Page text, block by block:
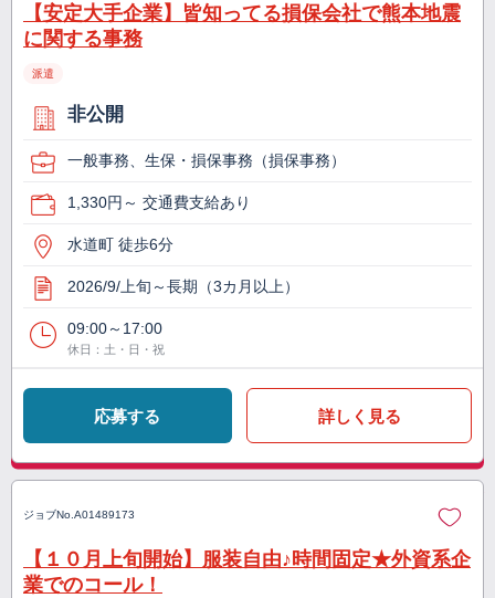
【安定大手企業】皆知ってる損保会社で熊本地震
に関する事務
派遣
非公開
一般事務、生保・損保事務（損保事務）
1,330円～ 交通費支給あり
水道町 徒歩6分
2026/9/上旬～長期（3カ月以上）
09:00～17:00
休日：土・日・祝
応募する 詳しく見る
ジョブNo. A01489173
【１０月上旬開始】服装自由♪時間固定★外資系企
業でのコール！